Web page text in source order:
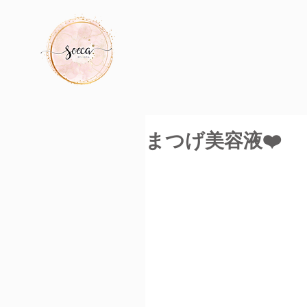
まつげ美容液❤️